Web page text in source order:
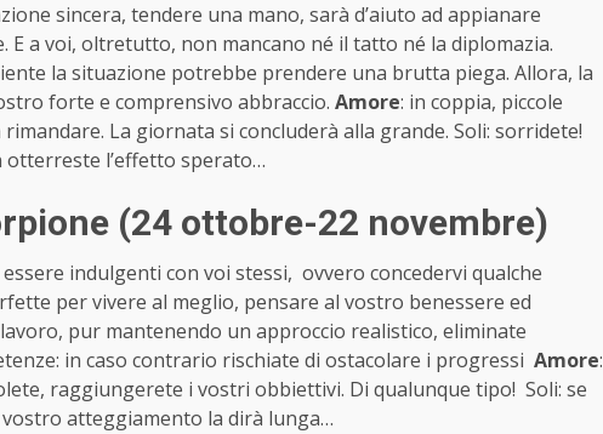
sincera, tendere una mano, sarà d’aiuto ad appianare
a voi, oltretutto, non mancano né il tatto né la diplomazia.
la situazione potrebbe prendere una brutta piega. Allora, la
forte e comprensivo abbraccio. Amore: in coppia, piccole
La giornata si concluderà alla grande. Soli: sorridete!
l’effetto sperato…
(24 ottobre-22 novembre)
indulgenti con voi stessi, ovvero concedervi qualche
per vivere al meglio, pensare al vostro benessere ed
pur mantenendo un approccio realistico, eliminate
in caso contrario rischiate di ostacolare i progressi Amore:
raggiungerete i vostri obbiettivi. Di qualunque tipo! Soli: se
atteggiamento la dirà lunga…